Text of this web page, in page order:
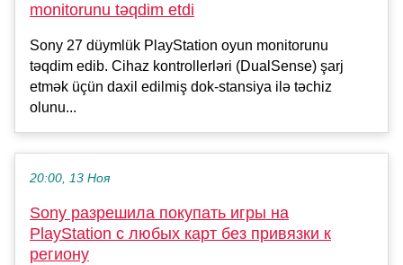
monitorunu təqdim etdi
Sony 27 düymlük PlayStation oyun monitorunu
təqdim edib. Cihaz kontrollerləri (DualSense) şarj
etmək üçün daxil edilmiş dok-stansiya ilə təchiz
olunu...
20:00, 13 Ноя
Sony разрешила покупать игры на
PlayStation с любых карт без привязки к
региону